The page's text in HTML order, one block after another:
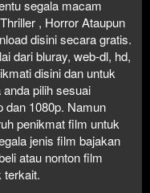
segala macam
, Horror Ataupun
disini secara gratis.
dari bluray, web-dl, hd,
disini dan untuk
pilih sesuai
dan 1080p. Namun
penikmat film untuk
jenis film bajakan
atau nonton film
terkait.